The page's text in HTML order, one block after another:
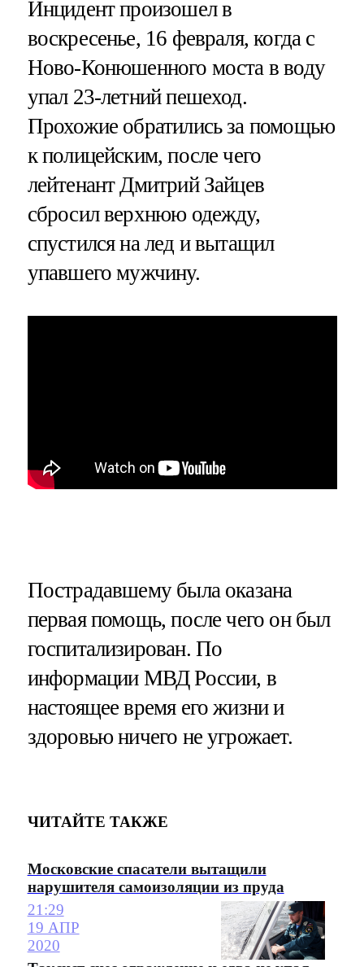
Инцидент произошел в
воскресенье, 16 февраля, когда с
Ново-Конюшенного моста в воду
упал 23-летний пешеход.
Прохожие обратились за помощью
к полицейским, после чего
лейтенант Дмитрий Зайцев
сбросил верхнюю одежду,
спустился на лед и вытащил
упавшего мужчину.
Пострадавшему была оказана
первая помощь, после чего он был
госпитализирован. По
информации МВД России, в
настоящее время его жизни и
здоровью ничего не угрожает.
ЧИТАЙТЕ ТАКЖЕ
Московские спасатели вытащили
нарушителя самоизоляции из пруда
21:29
19 АПР
2020